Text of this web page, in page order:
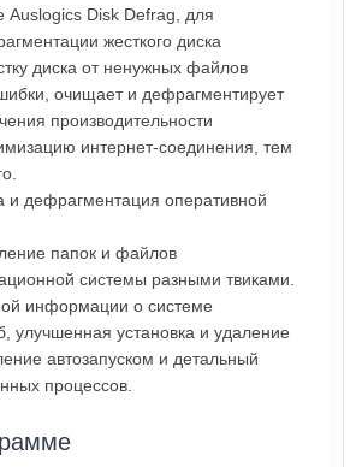
Auslogics Disk Defrag, для
жесткого диска
диска от ненужных файлов
очищает и дефрагментирует
производительности
интернет-соединения, тем
и дефрагментация оперативной
папок и файлов
системы разными твиками.
информации о системе
улучшенная установка и удаление
автозапуском и детальный
процессов.